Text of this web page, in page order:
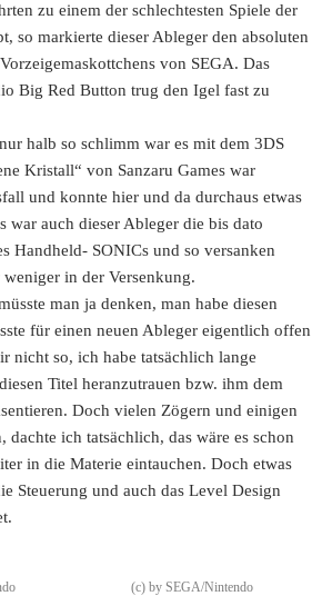
zu einem der schlechtesten Spiele der
so markierte dieser Ableger den absoluten
von SEGA. Das
Big Red Button trug den Igel fast zu
halb so schlimm war es mit dem 3DS
Kristall“ von Sanzaru Games war
und konnte hier und da durchaus etwas
war auch dieser Ableger die bis dato
Handheld- SONICs und so versanken
in der Versenkung.
man ja denken, man habe diesen
für einen neuen Ableger eigentlich offen
nicht so, ich habe tatsächlich lange
Titel heranzutrauen bzw. ihm dem
Doch vielen Zögern und einigen
ich tatsächlich, das wäre es schon
in die Materie eintauchen. Doch etwas
Steuerung und auch das Level Design
(c) by SEGA/Nintendo